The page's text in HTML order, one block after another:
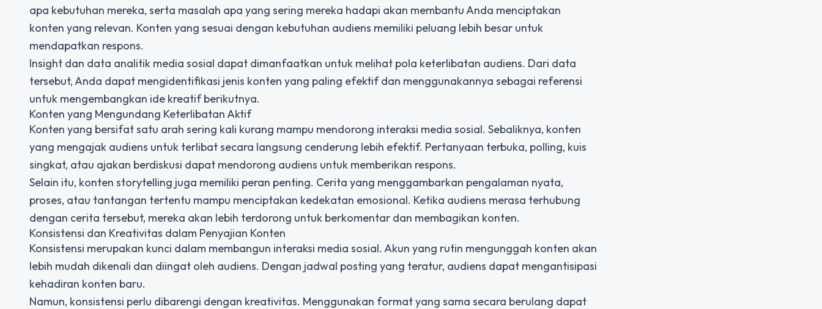
apa kebutuhan mereka, serta masalah apa yang sering mereka hadapi akan membantu Anda menciptakan
konten yang relevan. Konten yang sesuai dengan kebutuhan audiens memiliki peluang lebih besar untuk
mendapatkan respons.
Insight dan data analitik media sosial dapat dimanfaatkan untuk melihat pola keterlibatan audiens. Dari data
tersebut, Anda dapat mengidentifikasi jenis konten yang paling efektif dan menggunakannya sebagai referensi
untuk mengembangkan ide kreatif berikutnya.
Konten yang Mengundang Keterlibatan Aktif
Konten yang bersifat satu arah sering kali kurang mampu mendorong interaksi media sosial. Sebaliknya, konten
yang mengajak audiens untuk terlibat secara langsung cenderung lebih efektif. Pertanyaan terbuka, polling, kuis
singkat, atau ajakan berdiskusi dapat mendorong audiens untuk memberikan respons.
Selain itu, konten storytelling juga memiliki peran penting. Cerita yang menggambarkan pengalaman nyata,
proses, atau tantangan tertentu mampu menciptakan kedekatan emosional. Ketika audiens merasa terhubung
dengan cerita tersebut, mereka akan lebih terdorong untuk berkomentar dan membagikan konten.
Konsistensi dan Kreativitas dalam Penyajian Konten
Konsistensi merupakan kunci dalam membangun interaksi media sosial. Akun yang rutin mengunggah konten akan
lebih mudah dikenali dan diingat oleh audiens. Dengan jadwal posting yang teratur, audiens dapat mengantisipasi
kehadiran konten baru.
Namun, konsistensi perlu dibarengi dengan kreativitas. Menggunakan format yang sama secara berulang dapat